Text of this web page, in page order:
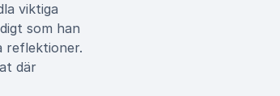
viktiga
som han
reflektioner.
där